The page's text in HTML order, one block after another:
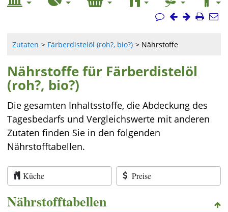
Zutaten Färberdistelöl (roh?, bio?) Nährstoffe
Nährstoffe für Färberdistelöl
(roh?, bio?)
Die gesamten Inhaltsstoffe, die Abdeckung des
Tagesbedarfs und Vergleichswerte mit anderen
Zutaten finden Sie in den folgenden
Nährstofftabellen.
Küche Preise
Nährstofftabellen